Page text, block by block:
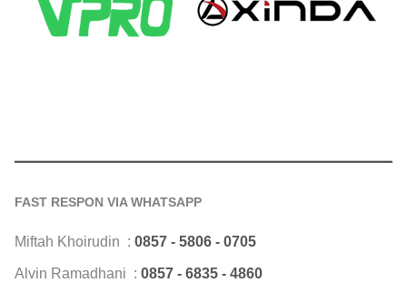
FAST RESPON VIA WHATSAPP
Miftah Khoirudin : 0857 - 5806 - 0705
Alvin Ramadhani : 0857 - 6835 - 4860